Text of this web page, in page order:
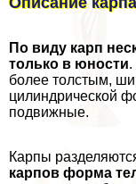
По виду карп
только в юности.
более толстым,
цилиндрической
подвижные.
Карпы
карпов форма